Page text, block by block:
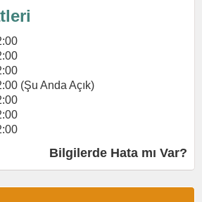
(Şu Anda Açık)
Bilgilerde Hata mı Var?